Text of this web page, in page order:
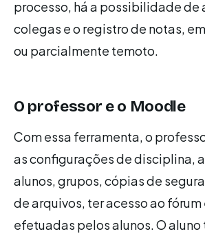
processo, há a possibilidade de
colegas e o registro de notas,
ou parcialmente temoto.
O professor e o Moodle
Com essa ferramenta, o
as configurações de disciplina,
alunos, grupos, cópias de
de arquivos, ter acesso ao fórum
efetuadas pelos alunos. O